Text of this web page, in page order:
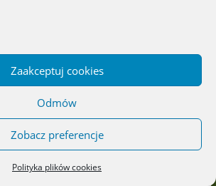
Zaakceptuj cookies
Odmów
Zobacz preferencje
Polityka plików cookies
Książki katolickie